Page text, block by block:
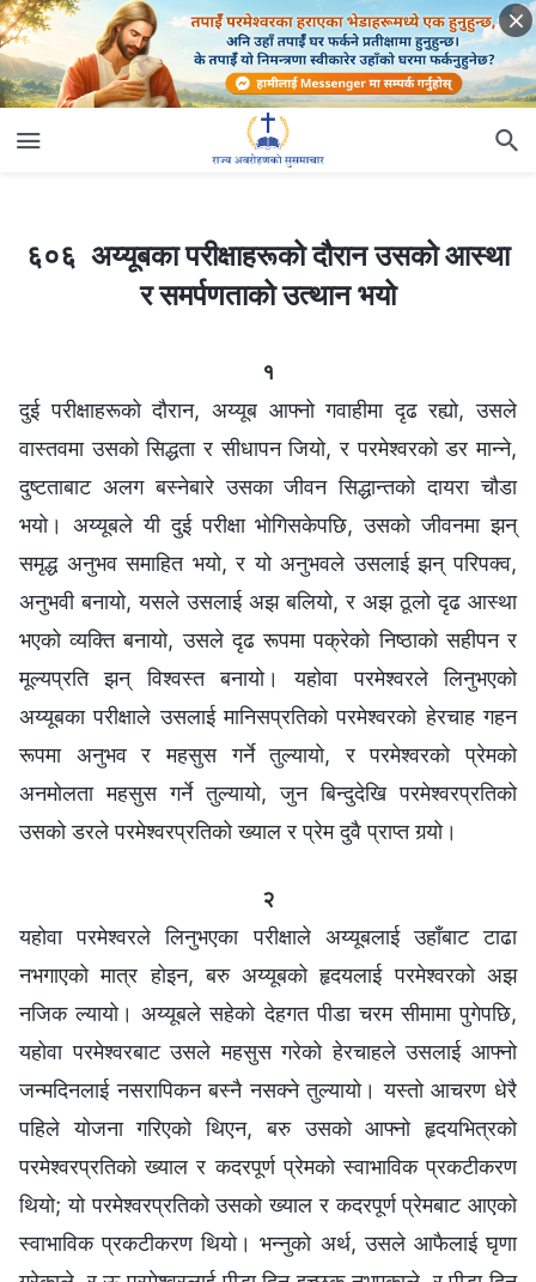
६०६ अय्यूबका परीक्षाहरूको दौरान उसको आस्था र समर्पणताको उत्थान भयो
६०६ अय्यूबका परीक्षाहरूको दौरान उसको आस्था
र समर्पणताको उत्थान भयो
१
दुई परीक्षाहरूको दौरान, अय्यूब आफ्नो गवाहीमा दृढ रह्यो, उसले
वास्तवमा उसको सिद्धता र सीधापन जियो, र परमेश्‍वरको डर मान्‍ने,
दुष्टताबाट अलग बस्‍नेबारे उसका जीवन सिद्धान्तको दायरा चौडा
भयो। अय्यूबले यी दुई परीक्षा भोगिसकेपछि, उसको जीवनमा झन्
समृद्ध अनुभव समाहित भयो, र यो अनुभवले उसलाई झन् परिपक्‍व,
अनुभवी बनायो, यसले उसलाई अझ बलियो, र अझ ठूलो दृढ आस्था
भएको व्यक्ति बनायो, उसले दृढ रूपमा पक्रेको निष्ठाको सहीपन र
मूल्यप्रति झन् विश्‍वस्त बनायो। यहोवा परमेश्‍वरले लिनुभएको
अय्यूबका परीक्षाले उसलाई मानिसप्रतिको परमेश्‍वरको हेरचाह गहन
रूपमा अनुभव र महसुस गर्ने तुल्यायो, र परमेश्‍वरको प्रेमको
अनमोलता महसुस गर्ने तुल्यायो, जुन बिन्दुदेखि परमेश्‍वरप्रतिको
उसको डरले परमेश्‍वरप्रतिको ख्याल र प्रेम दुवै प्राप्त गर्‍यो।
२
यहोवा परमेश्‍वरले लिनुभएका परीक्षाले अय्यूबलाई उहाँबाट टाढा
नभगाएको मात्र होइन, बरु अय्यूबको हृदयलाई परमेश्‍वरको अझ
नजिक ल्यायो। अय्यूबले सहेको देहगत पीडा चरम सीमामा पुगेपछि,
यहोवा परमेश्‍वरबाट उसले महसुस गरेको हेरचाहले उसलाई आफ्नो
जन्मदिनलाई नसरापिकन बस्‍नै नसक्ने तुल्यायो। यस्तो आचरण धेरै
पहिले योजना गरिएको थिएन, बरु उसको आफ्नो हृदयभित्रको
परमेश्‍वरप्रतिको ख्याल र कदरपूर्ण प्रेमको स्वाभाविक प्रकटीकरण
थियो; यो परमेश्‍वरप्रतिको उसको ख्याल र कदरपूर्ण प्रेमबाट आएको
स्वाभाविक प्रकटीकरण थियो। भन्‍नुको अर्थ, उसले आफैलाई घृणा